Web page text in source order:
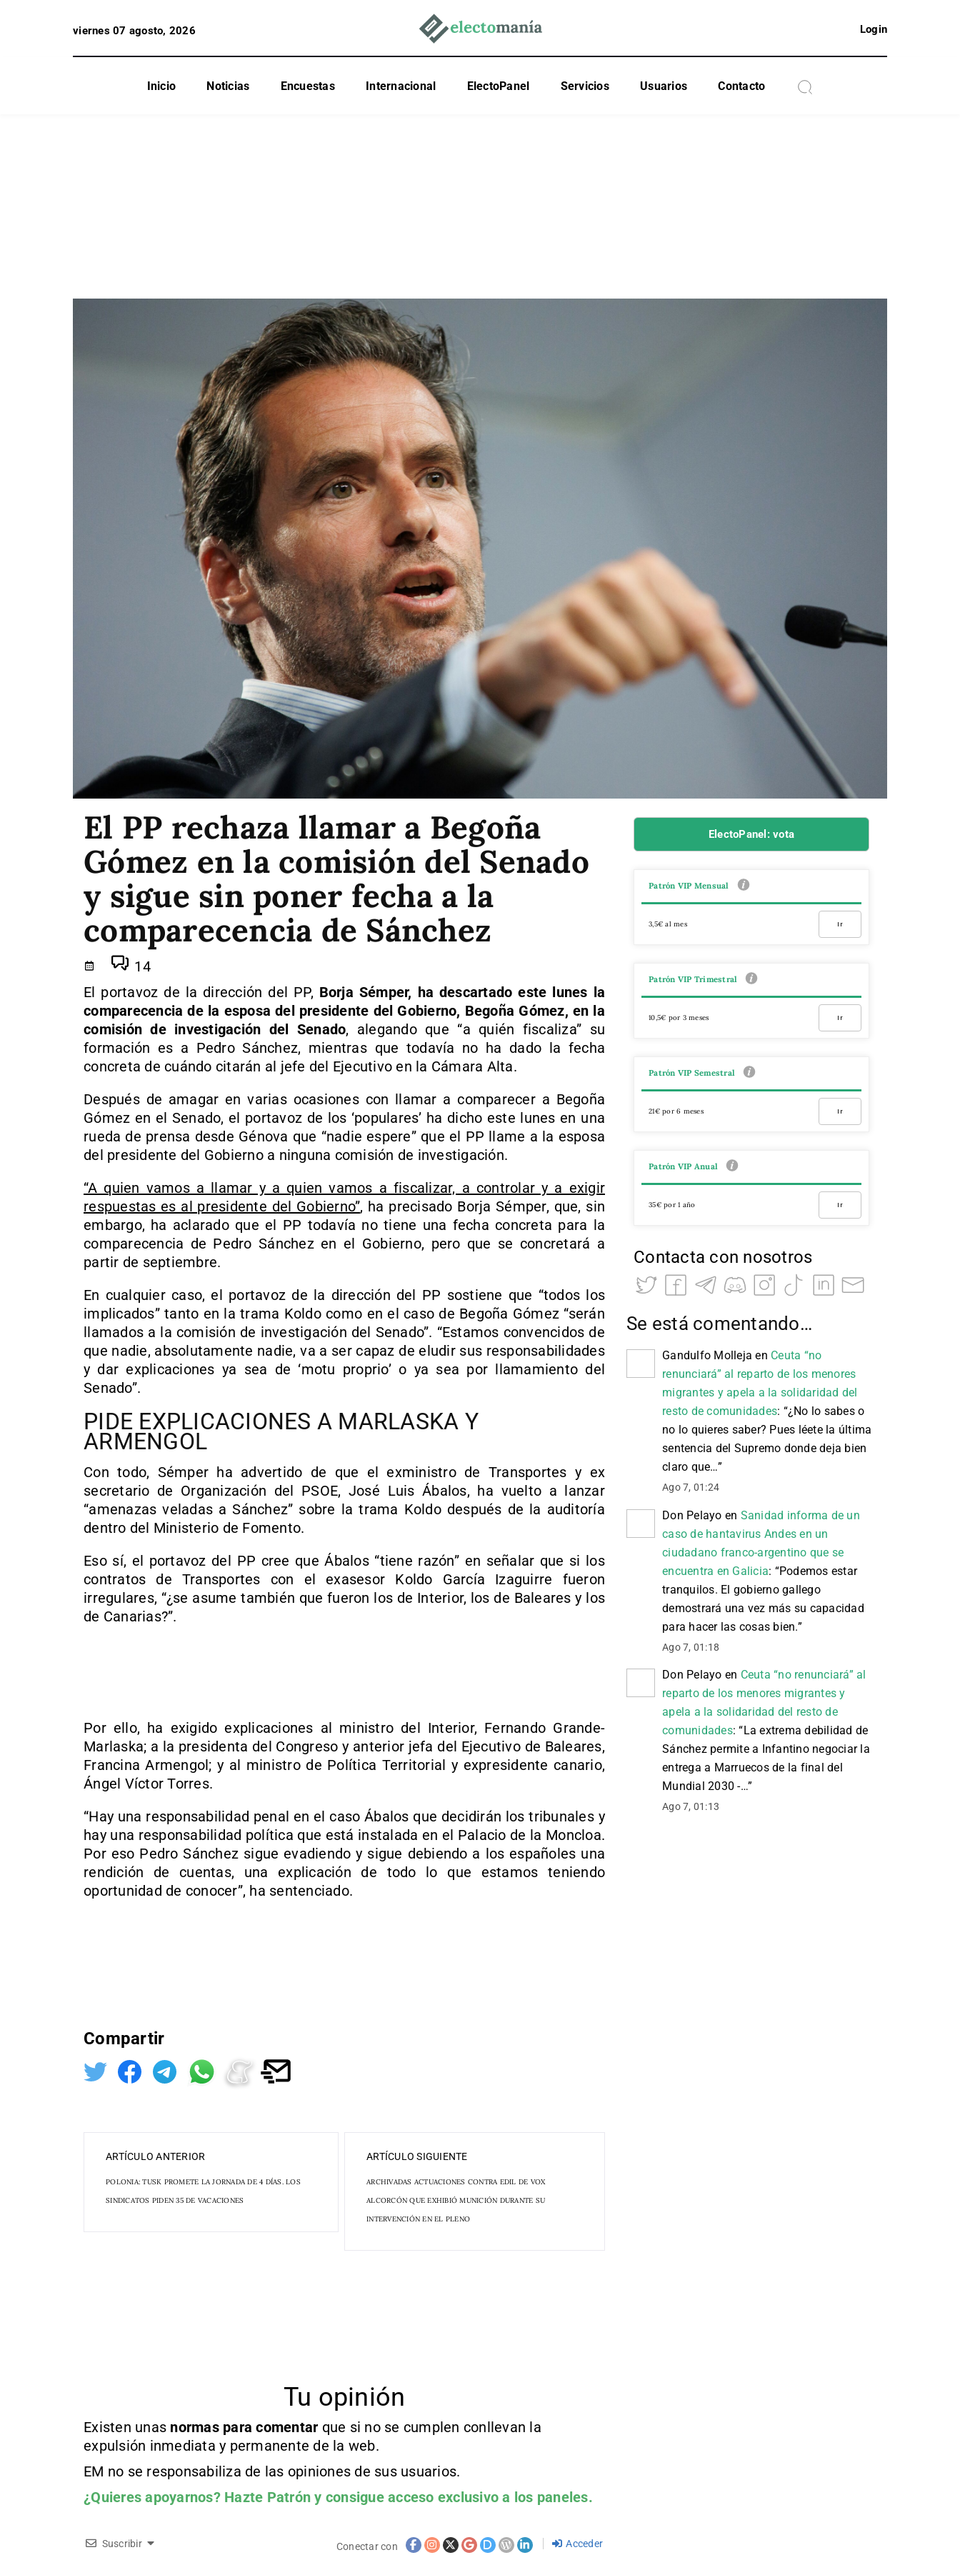
viernes 07 agosto, 2026 Login
Inicio Noticias Encuestas Internacional ElectoPanel Servicios Usuarios Contacto
El PP rechaza llamar a Begoña
Gómez en la comisión del Senado
y sigue sin poner fecha a la
comparecencia de Sánchez
14
El portavoz de la dirección del PP, Borja Sémper, ha descartado este lunes la
comparecencia de la esposa del presidente del Gobierno, Begoña Gómez, en la
comisión de investigación del Senado, alegando que “a quién fiscaliza” su
formación es a Pedro Sánchez, mientras que todavía no ha dado la fecha
concreta de cuándo citarán al jefe del Ejecutivo en la Cámara Alta.
Después de amagar en varias ocasiones con llamar a comparecer a Begoña
Gómez en el Senado, el portavoz de los ‘populares’ ha dicho este lunes en una
rueda de prensa desde Génova que “nadie espere” que el PP llame a la esposa
del presidente del Gobierno a ninguna comisión de investigación.
“A quien vamos a llamar y a quien vamos a fiscalizar, a controlar y a exigir
respuestas es al presidente del Gobierno”, ha precisado Borja Sémper, que, sin
embargo, ha aclarado que el PP todavía no tiene una fecha concreta para la
comparecencia de Pedro Sánchez en el Gobierno, pero que se concretará a
partir de septiembre.
En cualquier caso, el portavoz de la dirección del PP sostiene que “todos los
implicados” tanto en la trama Koldo como en el caso de Begoña Gómez “serán
llamados a la comisión de investigación del Senado”. “Estamos convencidos de
que nadie, absolutamente nadie, va a ser capaz de eludir sus responsabilidades
y dar explicaciones ya sea de ‘motu proprio’ o ya sea por llamamiento del
Senado”.
PIDE EXPLICACIONES A MARLASKA Y
ARMENGOL
Con todo, Sémper ha advertido de que el exministro de Transportes y ex
secretario de Organización del PSOE, José Luis Ábalos, ha vuelto a lanzar
“amenazas veladas a Sánchez” sobre la trama Koldo después de la auditoría
dentro del Ministerio de Fomento.
Eso sí, el portavoz del PP cree que Ábalos “tiene razón” en señalar que si los
contratos de Transportes con el exasesor Koldo García Izaguirre fueron
irregulares, “¿se asume también que fueron los de Interior, los de Baleares y los
de Canarias?”.
Por ello, ha exigido explicaciones al ministro del Interior, Fernando Grande-
Marlaska; a la presidenta del Congreso y anterior jefa del Ejecutivo de Baleares,
Francina Armengol; y al ministro de Política Territorial y expresidente canario,
Ángel Víctor Torres.
“Hay una responsabilidad penal en el caso Ábalos que decidirán los tribunales y
hay una responsabilidad política que está instalada en el Palacio de la Moncloa.
Por eso Pedro Sánchez sigue evadiendo y sigue debiendo a los españoles una
rendición de cuentas, una explicación de todo lo que estamos teniendo
oportunidad de conocer”, ha sentenciado.
Compartir
ARTÍCULO ANTERIOR
POLONIA: TUSK PROMETE LA JORNADA DE 4 DÍAS. LOS
SINDICATOS PIDEN 35 DE VACACIONES
ARTÍCULO SIGUIENTE
ARCHIVADAS ACTUACIONES CONTRA EDIL DE VOX
ALCORCÓN QUE EXHIBIÓ MUNICIÓN DURANTE SU
INTERVENCIÓN EN EL PLENO
Tu opinión
Existen unas normas para comentar que si no se cumplen conllevan la
expulsión inmediata y permanente de la web.
EM no se responsabiliza de las opiniones de sus usuarios.
¿Quieres apoyarnos? Hazte Patrón y consigue acceso exclusivo a los paneles.
Suscribir Conectar con Acceder
ElectoPanel: vota
Patrón VIP Mensual
3,5€ al mes Ir
Patrón VIP Trimestral
10,5€ por 3 meses Ir
Patrón VIP Semestral
21€ por 6 meses Ir
Patrón VIP Anual
35€ por 1 año Ir
Contacta con nosotros
Se está comentando…
Gandulfo Molleja en Ceuta “no
renunciará” al reparto de los menores
migrantes y apela a la solidaridad del
resto de comunidades: “¿No lo sabes o
no lo quieres saber? Pues léete la última
sentencia del Supremo donde deja bien
claro que…”
Ago 7, 01:24
Don Pelayo en Sanidad informa de un
caso de hantavirus Andes en un
ciudadano franco-argentino que se
encuentra en Galicia: “Podemos estar
tranquilos. El gobierno gallego
demostrará una vez más su capacidad
para hacer las cosas bien.”
Ago 7, 01:18
Don Pelayo en Ceuta “no renunciará” al
reparto de los menores migrantes y
apela a la solidaridad del resto de
comunidades: “La extrema debilidad de
Sánchez permite a Infantino negociar la
entrega a Marruecos de la final del
Mundial 2030 -…”
Ago 7, 01:13